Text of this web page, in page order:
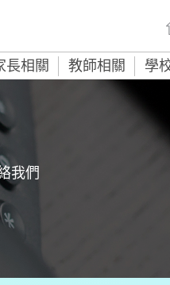
長相關 教師相關 學
我們